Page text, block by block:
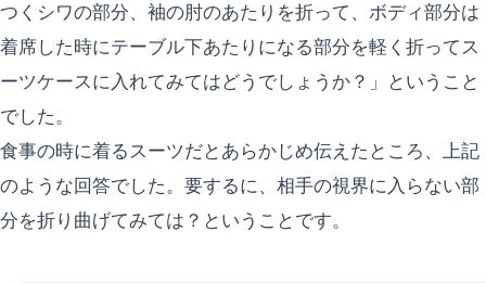
つくシワの部分、袖の肘のあたりを折って、ボディ部分は
着席した時にテーブル下あたりになる部分を軽く折ってス
ーツケースに入れてみてはどうでしょうか？」ということ
でした。
食事の時に着るスーツだとあらかじめ伝えたところ、上記
のような回答でした。要するに、相手の視界に入らない部
分を折り曲げてみては？ということです。